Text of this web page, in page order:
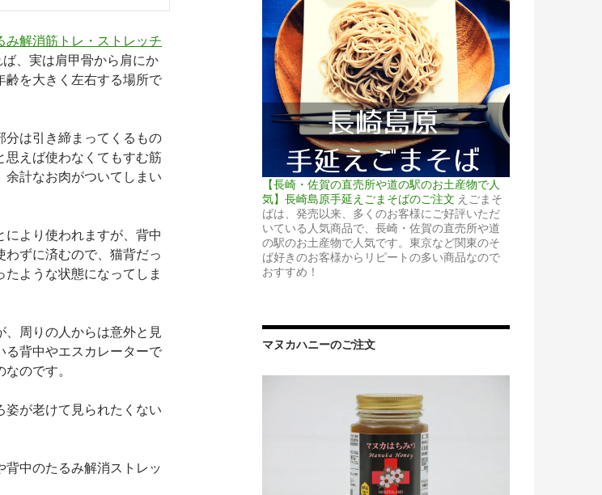
解消筋トレ・ストレッチ
ば、実は肩甲骨から肩にか
齢を大きく左右する場所で
分は引き締まってくるもの
思えば使わなくてもすむ筋
余計なお肉がついてしまい
より使われますが、背中
ずに済むので、猫背だっ
ような状態になってしま
周りの人からは意外と見
る背中やエスカレーターで
のです。
姿が老けて見られたくない
中のたるみ解消ストレッ
【長崎・佐賀の直売所や道の駅のお土産物で人
気】長崎島原手延えごまそばのご注文 えごまそ
ばは、発売以来、多くのお客様にご好評いただ
いている人気商品で、長崎・佐賀の直売所や道
の駅のお土産物で人気です。東京など関東のそ
ば好きのお客様からリピートの多い商品なので
おすすめ！
マヌカハニーのご注文